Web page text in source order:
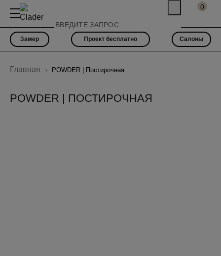
0
Замер Проект бесплатно Салоны
Главная POWDER | Постирочная
POWDER | ПОСТИРОЧНАЯ